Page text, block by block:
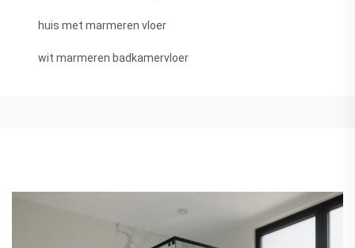
huis met marmeren vloer
wit marmeren badkamervloer